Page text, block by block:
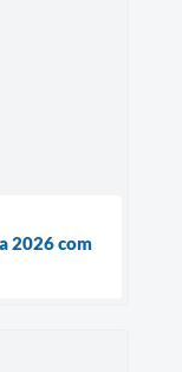
2026 com